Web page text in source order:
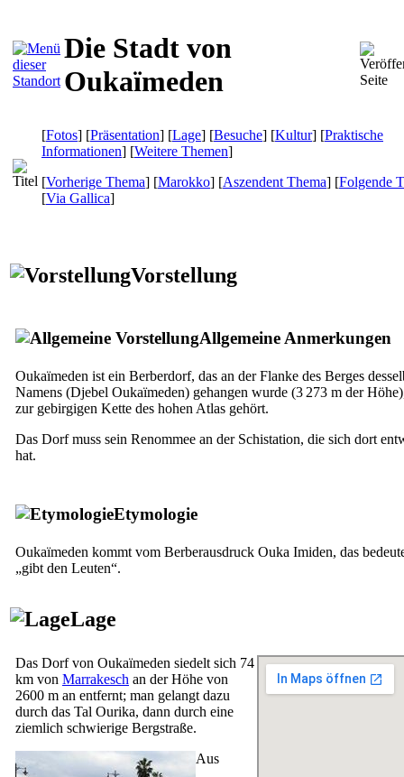
Die Stadt von
Oukaïmeden
[Fotos] [Präsentation] [Lage] [Besuche] [Kultur] [Praktische
Informationen] [Weitere Themen]
[Vorherige Thema] [Marokko] [Aszendent Thema] [Folgende
[Via Gallica]
Vorstellung
Allgemeine Anmerkungen
Oukaïmeden ist ein Berberdorf, das an der Flanke des Berges
Namens (Djebel Oukaïmeden) gehangen wurde (3 273 m der
zur gebirgigen Kette des hohen Atlas gehört.
Das Dorf muss sein Renommee an der Schistation, die sich dort
hat.
Etymologie
Oukaïmeden kommt vom Berberausdruck Ouka Imiden, das
„gibt den Leuten“.
Lage
Das Dorf von Oukaïmeden siedelt sich 74
km von Marrakesch an der Höhe von
2600 m an entfernt; man gelangt dazu
durch das Tal Ourika, dann durch eine
ziemlich schwierige Bergstraße.
Aus